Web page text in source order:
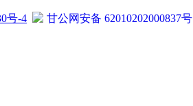
号-4 甘公网安备 62010202000837号